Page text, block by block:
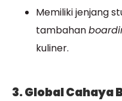
Memiliki jenjang
tambahan
kuliner.
3. Global Cahaya